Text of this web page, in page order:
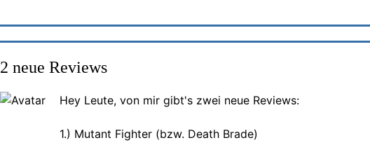
2 neue Reviews
Hey Leute, von mir gibt's zwei neue Reviews:
1.) Mutant Fighter (bzw. Death Brade)